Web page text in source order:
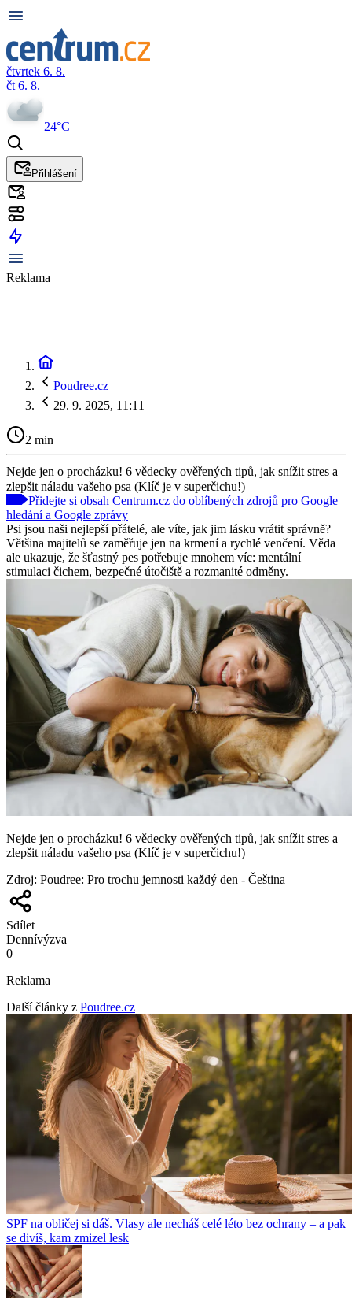
čtvrtek 6. 8.
čt 6. 8.
24°C
Přihlášení
Reklama
Poudree.cz
29. 9. 2025, 11:11
2 min
Nejde jen o procházku! 6 vědecky ověřených tipů, jak snížit stres a
zlepšit náladu vašeho psa (Klíč je v superčichu!)
Přidejte si obsah Centrum.cz do oblíbených zdrojů pro Google
hledání a Google zprávy
Psi jsou naši nejlepší přátelé, ale víte, jak jim lásku vrátit správně?
Většina majitelů se zaměřuje jen na krmení a rychlé venčení. Věda
ale ukazuje, že šťastný pes potřebuje mnohem víc: mentální
stimulaci čichem, bezpečné útočiště a rozmanité odměny.
Nejde jen o procházku! 6 vědecky ověřených tipů, jak snížit stres a
zlepšit náladu vašeho psa (Klíč je v superčichu!)
Zdroj: Poudree: Pro trochu jemnosti každý den - Čeština
Sdílet
Dennívýzva
0
Reklama
Další články z Poudree.cz
SPF na obličej si dáš. Vlasy ale necháš celé léto bez ochrany – a pak
se divíš, kam zmizel lesk